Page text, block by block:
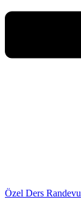
Özel Ders Randevu